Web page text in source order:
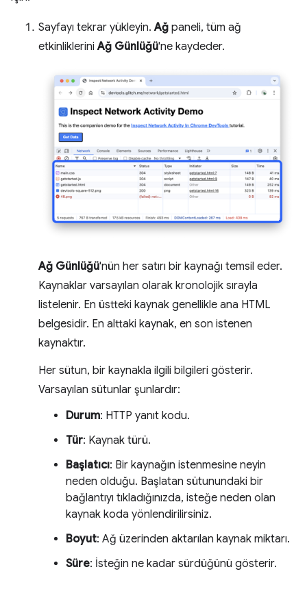
Sayfayı tekrar yükleyin.Ağ paneli, tüm ağ
etkinlikleriniAğ Günlüğü'ne kaydeder.
Ağ Günlüğü'nün her satırı bir kaynağı temsil eder.
Kaynaklar varsayılan olarak kronolojik sırayla
listelenir. En üstteki kaynak genellikle ana HTML
belgesidir. En alttaki kaynak, en son istenen
kaynaktır.
Her sütun, bir kaynakla ilgili bilgileri gösterir.
Varsayılan sütunlar şunlardır:
Durum: HTTP yanıt kodu.
Tür: Kaynak türü.
Başlatıcı: Bir kaynağın istenmesine neyin
neden olduğu. Başlatan sütunundaki bir
bağlantıyı tıkladığınızda, isteğe neden olan
kaynak koda yönlendirilirsiniz.
Boyut: Ağ üzerinden aktarılan kaynak miktarı.
Süre: İsteğin ne kadar sürdüğünü gösterir.